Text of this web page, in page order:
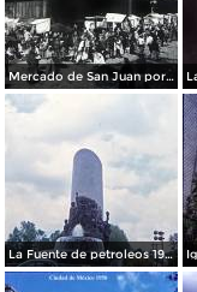
Mercado de San Juan por el fotografo Felix Miret
La Fuente de petroleos 1950.